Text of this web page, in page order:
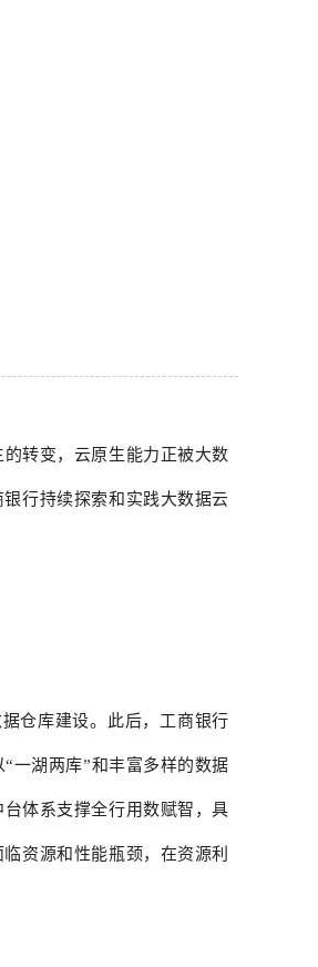
转变，云原生能力正被大数
行持续探索和实践大数据云
仓库建设。此后，工商银行
一湖两库”和丰富多样的数据
体系支撑全行用数赋智，具
资源和性能瓶颈，在资源利